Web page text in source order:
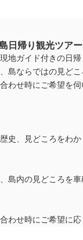
日帰り観光ツアー
地ガイド付きの日帰
島ならではの見どこ
わせ時にご希望を伺
史、見どころをわか
島内の見どころを車
わせ時にご希望に応